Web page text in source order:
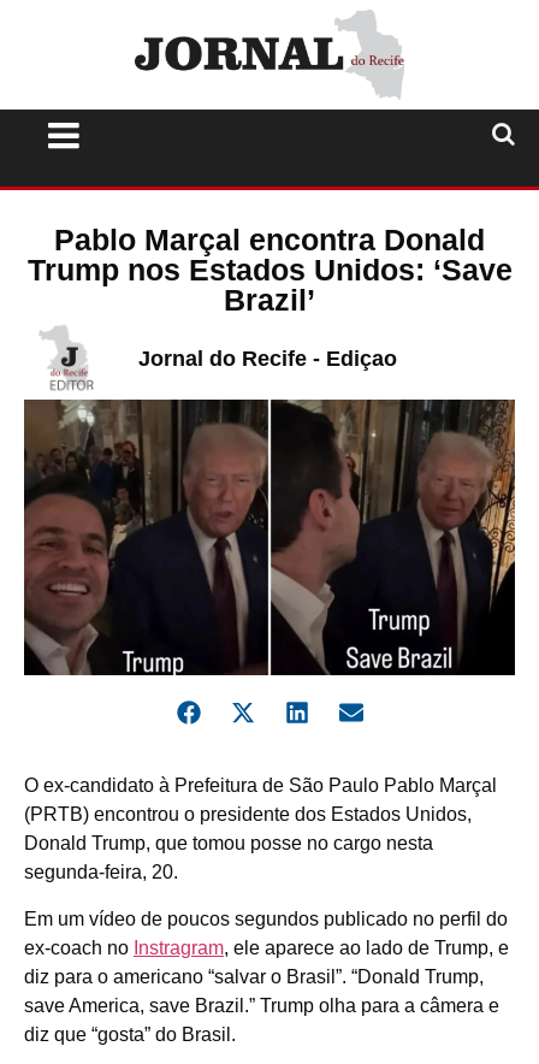
Pablo Marçal encontra Donald
Trump nos Estados Unidos: ‘Save
Brazil’
Jornal do Recife - Ediçao
O ex-candidato à Prefeitura de São Paulo Pablo Marçal
(PRTB) encontrou o presidente dos Estados Unidos,
Donald Trump, que tomou posse no cargo nesta
segunda-feira, 20.
Em um vídeo de poucos segundos publicado no perfil do
ex-coach no Instragram, ele aparece ao lado de Trump, e
diz para o americano “salvar o Brasil”. “Donald Trump,
save America, save Brazil.” Trump olha para a câmera e
diz que “gosta” do Brasil.